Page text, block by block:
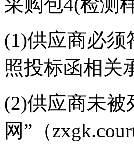
采购包4(检测
(1)供应商必
照投标函相关
(2)供应商未被
网”（